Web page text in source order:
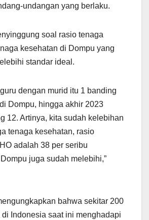
undangan yang berlaku.
soal rasio tenaga
kesehatan di Dompu yang
standar ideal.
dengan murid itu 1 banding
Dompu, hingga akhir 2023
12. Artinya, kita sudah kelebihan
tenaga kesehatan, rasio
adalah 38 per seribu
juga sudah melebihi,”
bahwa sekitar 200
di Indonesia saat ini menghadapi